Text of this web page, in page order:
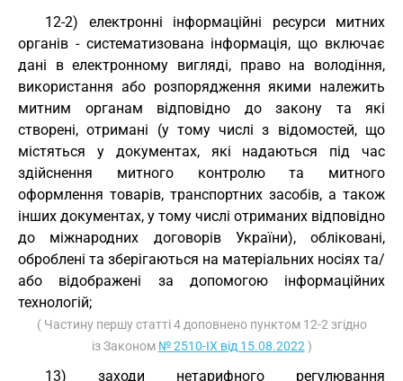
12-2) електронні інформаційні ресурси митних
органів - систематизована інформація, що включає
дані в електронному вигляді, право на володіння,
використання або розпорядження якими належить
митним органам відповідно до закону та які
створені, отримані (у тому числі з відомостей, що
містяться у документах, які надаються під час
здійснення митного контролю та митного
оформлення товарів, транспортних засобів, а також
інших документах, у тому числі отриманих відповідно
до міжнародних договорів України), обліковані,
оброблені та зберігаються на матеріальних носіях та/
або відображені за допомогою інформаційних
технологій;
( Частину першу статті 4 доповнено пунктом 12-2 згідно
із Законом № 2510-IX від 15.08.2022 )
13) заходи нетарифного регулювання